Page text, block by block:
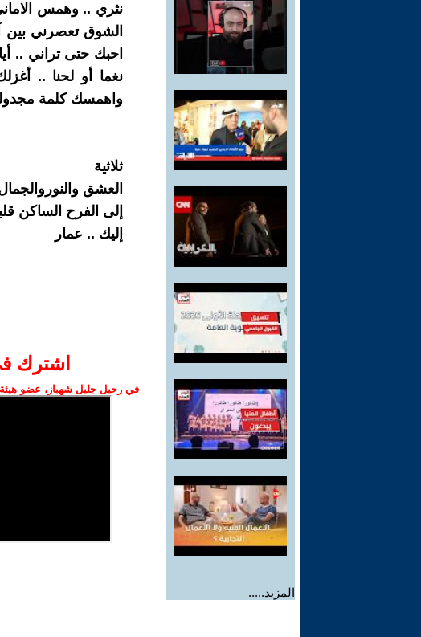
المزيد.....
نثري .. وهمس
الشوق تعصرني
احبك حتى تراني ..
نغما أو لحنا ..
واهمسك كلمة
ثلاثية
العشق
إلى الفرح الساكن
إليك .. عمار
اشترك
في رحيل جليل شهباز، عضو هيئة